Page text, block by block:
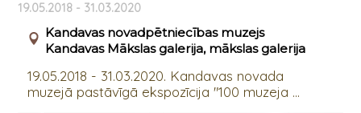
19.05.2018 - 31.03.2020
Kandavas novadpētniecības muzejs
Kandavas Mākslas galerija, mākslas galerija
19.05.2018 - 31.03.2020. Kandavas novada
muzejā pastāvīgā ekspozīcija "100 muzeja ...